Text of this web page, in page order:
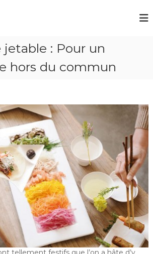
E
u
jetable : Pour un
hors du commun